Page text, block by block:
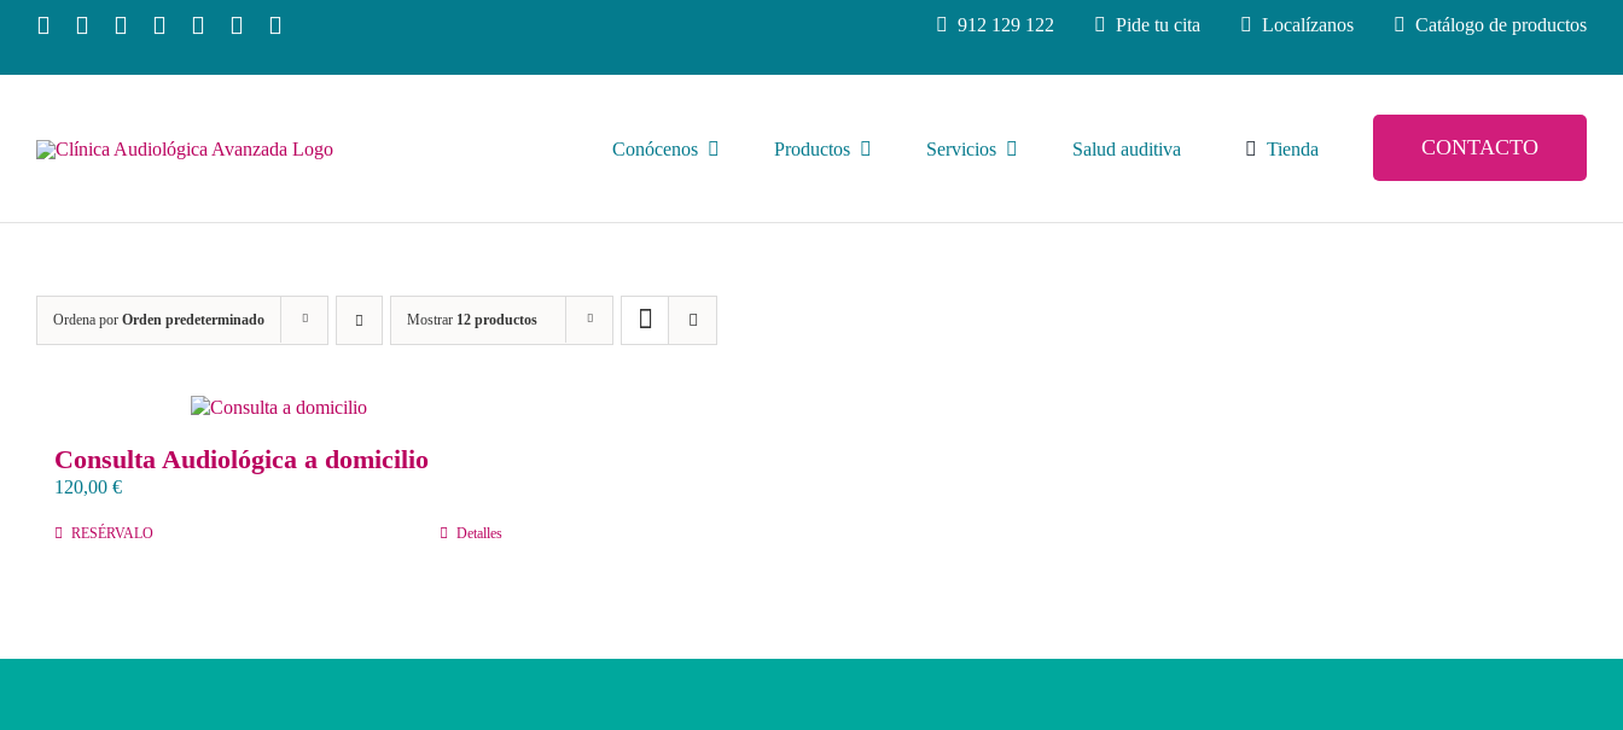
912 129 122 Pide tu cita Localízanos Catálogo de productos
Conócenos Productos Servicios Salud auditiva Tienda CONTACTO
Ordena por Orden predeterminado Mostrar 12 productos
Consulta Audiológica a domicilio
120,00 €
RESÉRVALO Detalles